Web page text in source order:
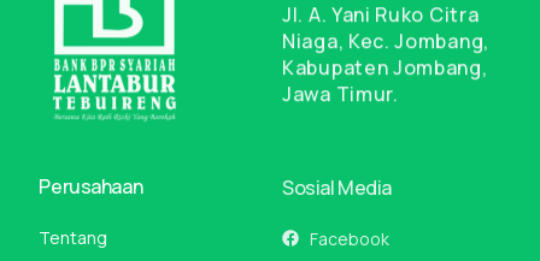
Jl. A. Yani Ruko Citra
Niaga, Kec. Jombang,
Kabupaten Jombang,
Jawa Timur.
Perusahaan
Tentang
Sosial Media
Facebook